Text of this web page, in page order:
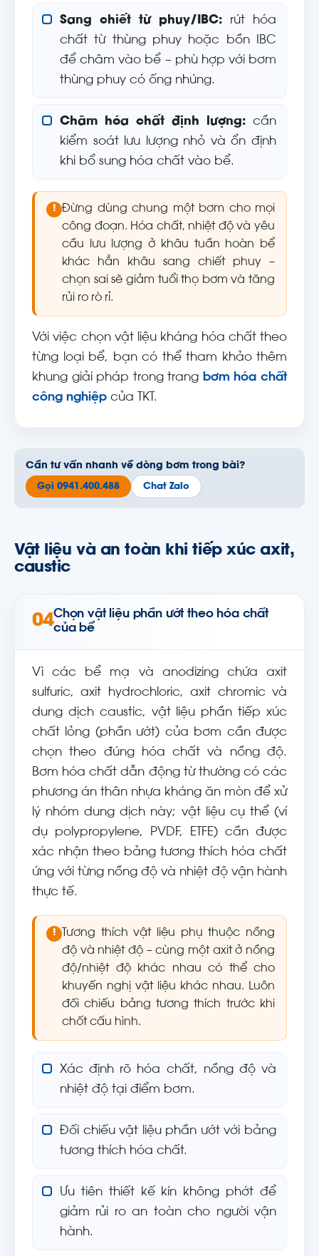
Sang chiết từ phuy/IBC: rút hóa
chất từ thùng phuy hoặc bồn IBC
để châm vào bể – phù hợp với bơm
thùng phuy có ống nhúng.
Châm hóa chất định lượng: cần
kiểm soát lưu lượng nhỏ và ổn định
khi bổ sung hóa chất vào bể.
!
Đừng dùng chung một bơm cho mọi
công đoạn. Hóa chất, nhiệt độ và yêu
cầu lưu lượng ở khâu tuần hoàn bể
khác hẳn khâu sang chiết phuy –
chọn sai sẽ giảm tuổi thọ bơm và tăng
rủi ro rò rỉ.
Với việc chọn vật liệu kháng hóa chất theo
từng loại bể, bạn có thể tham khảo thêm
khung giải pháp trong trang bơm hóa chất
công nghiệp của TKT.
Cần tư vấn nhanh về dòng bơm trong bài?
Gọi 0941.400.488 Chat Zalo
Vật liệu và an toàn khi tiếp xúc axit,
caustic
04Chọn vật liệu phần ướt theo hóa chất
của bể
Vì các bể mạ và anodizing chứa axit
sulfuric, axit hydrochloric, axit chromic và
dung dịch caustic, vật liệu phần tiếp xúc
chất lỏng (phần ướt) của bơm cần được
chọn theo đúng hóa chất và nồng độ.
Bơm hóa chất dẫn động từ thường có các
phương án thân nhựa kháng ăn mòn để xử
lý nhóm dung dịch này; vật liệu cụ thể (ví
dụ polypropylene, PVDF, ETFE) cần được
xác nhận theo bảng tương thích hóa chất
ứng với từng nồng độ và nhiệt độ vận hành
thực tế.
!
Tương thích vật liệu phụ thuộc nồng
độ và nhiệt độ – cùng một axit ở nồng
độ/nhiệt độ khác nhau có thể cho
khuyến nghị vật liệu khác nhau. Luôn
đối chiếu bảng tương thích trước khi
chốt cấu hình.
Xác định rõ hóa chất, nồng độ và
nhiệt độ tại điểm bơm.
Đối chiếu vật liệu phần ướt với bảng
tương thích hóa chất.
Ưu tiên thiết kế kín không phớt để
giảm rủi ro an toàn cho người vận
hành.